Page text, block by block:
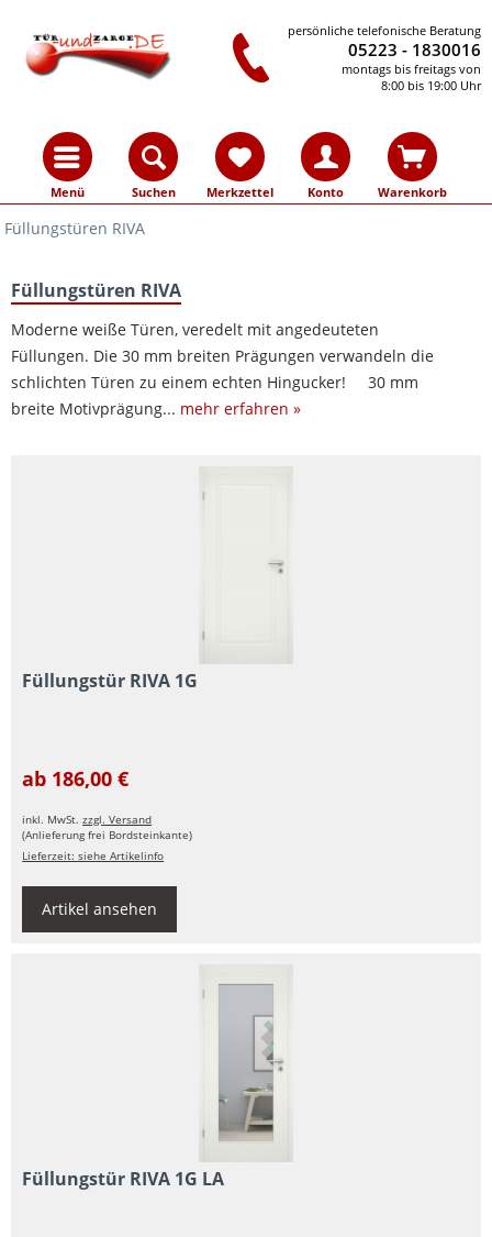
persönliche telefonische Beratung
05223 - 1830016
montags bis freitags von
8:00 bis 19:00 Uhr
Menü Suchen Merkzettel Konto Warenkorb
Füllungstüren RIVA
Füllungstüren RIVA
Moderne weiße Türen, veredelt mit angedeuteten
Füllungen. Die 30 mm breiten Prägungen verwandeln die
schlichten Türen zu einem echten Hingucker! 30 mm
breite Motivprägung... mehr erfahren »
Füllungstür RIVA 1G
ab 186,00 €
inkl. MwSt.zzgl. Versand
(Anlieferung frei Bordsteinkante)
Lieferzeit: siehe Artikelinfo
Artikel ansehen
Füllungstür RIVA 1G LA